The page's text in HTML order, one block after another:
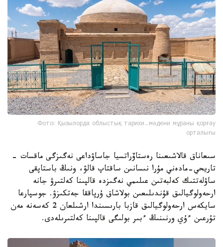
Фото: Қызылорда облыстық тарихи-мәдени мұраны қорғау
орталығы
سىعاناق قالاشىعىنا رەستاۆراتسيا جاساۋداعى نەگىزگى ماقسات -
تاريحي-مادەني مۇرا نىسانىن ساقتاپ قالۋ، ونىڭ باستاپقى
ساۋلەتتىك كەلبەتىن عىلىمي نەگىزدە قالپىنا كەلتىرۋ جانە
ارحەولوگيالىق قۇندىلىعىن بولاشاق ۇرپاققا جەتكىزۋ. جوسپارعا
سايكەس ارحەولوگيالىق قازبا بارىسىندا ارشىلعان 2 كەسەنە مەن
تۇرعىن ءۇي ورنىنىڭ ءبىر بولىگى قالپىنا كەلتىرىلەدى.